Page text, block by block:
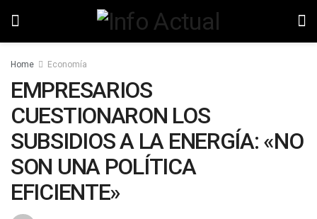
Home Economía
EMPRESARIOS
CUESTIONARON LOS
SUBSIDIOS A LA ENERGÍA: «NO
SON UNA POLÍTICA
EFICIENTE»